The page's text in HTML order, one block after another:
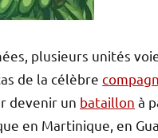
plusieurs unités
de la célèbre
devenir un bataillon à
en Martinique, en